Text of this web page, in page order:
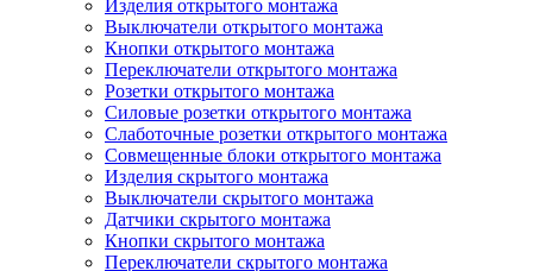
Изделия открытого монтажа
Выключатели открытого монтажа
Кнопки открытого монтажа
Переключатели открытого монтажа
Розетки открытого монтажа
Силовые розетки открытого монтажа
Слаботочные розетки открытого монтажа
Совмещенные блоки открытого монтажа
Изделия скрытого монтажа
Выключатели скрытого монтажа
Датчики скрытого монтажа
Кнопки скрытого монтажа
Переключатели скрытого монтажа